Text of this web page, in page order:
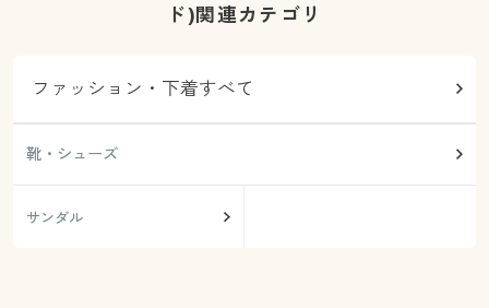
ド)関連カテゴリ
ファッション・下着すべて
靴・シューズ
サンダル